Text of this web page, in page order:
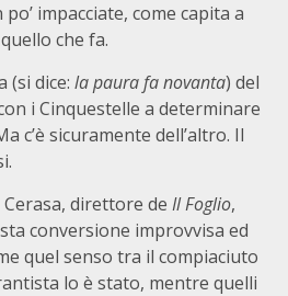
impacciate, come capita a
che fa.
(si dice: la paura fa novanta) del
i Cinquestelle a determinare
c’è sicuramente dell’altro. Il
direttore de Il Foglio,
conversione improvvisa ed
quel senso tra il compiaciuto
lo è stato, mentre quelli